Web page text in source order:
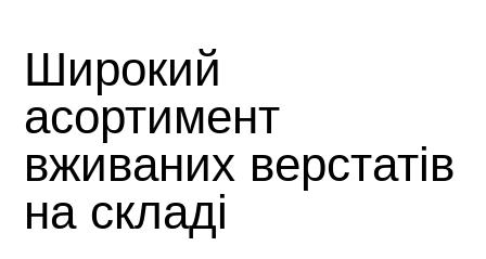
Широкий
асортимент
вживаних верстатів
на складі